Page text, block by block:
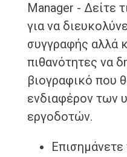
Manager - Δείτε
για να
συγγραφής αλλά
πιθανότητες να
βιογραφικό που
ενδιαφέρον των
εργοδοτών.
Επισημάνετε